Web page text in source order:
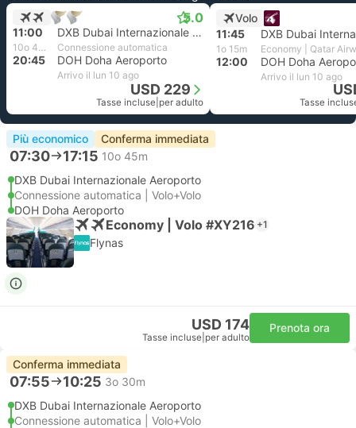
5.0
11:00 DXB Dubai Internazionale Aeroporto
10o 45m Connessione automatica
20:45 DOH Doha Aeroporto
Arrivo il lun 10 ago
USD 229
Tasse incluse per adulto
Volo
11:45
1o 15m Economy | Qatar
12:00 DOH Doha
Arrivo il lun 10 ago
Tasse
Più economico Conferma immediata
07:30 17:15 10o 45m
DXB Dubai Internazionale Aeroporto
Connessione automatica | Volo+Volo
DOH Doha Aeroporto
Economy | Volo #XY216 +1
Flynas
USD 174
Tasse incluse per adulto
Prenota ora
Conferma immediata
07:55 10:25 3o 30m
DXB Dubai Internazionale Aeroporto
Connessione automatica | Volo+Volo